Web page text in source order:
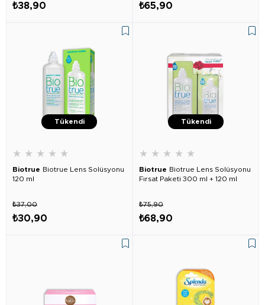
₺38,90 ₺65,90
Tükendi
★ ★ ★ ★ ★
Biotrue Biotrue Lens Solüsyonu
120 ml
₺30,90
₺37,00
Tükendi
★ ★ ★ ★ ★
Biotrue Biotrue Lens Solüsyonu
Fırsat Paketi 300 ml + 120 ml
₺68,90
₺75,90